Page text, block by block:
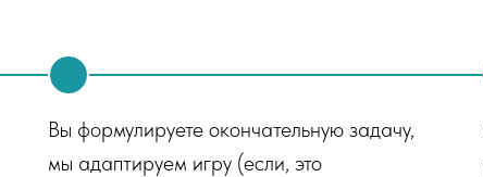
Вы формулируете окончательную задачу,
мы адаптируем игру (если, это